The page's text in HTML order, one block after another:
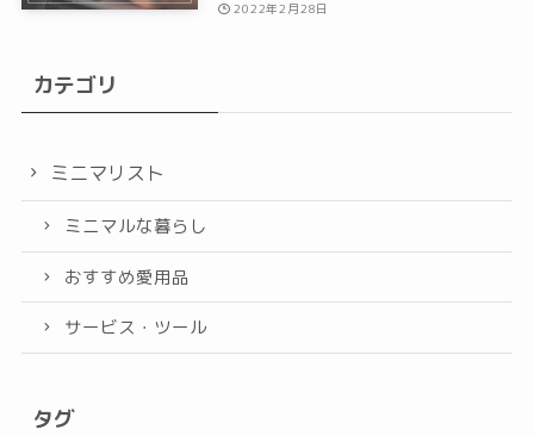
2022年2月28日
カテゴリ
ミニマリスト
ミニマルな暮らし
おすすめ愛用品
サービス・ツール
タグ